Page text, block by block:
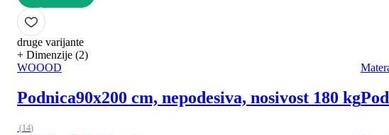
U KOŠARICU
druge varijante
+ Dimenzije (2)
WOOOD
Podnica90x200 cm, nepodesiva, nosivost 180 kg
(14)